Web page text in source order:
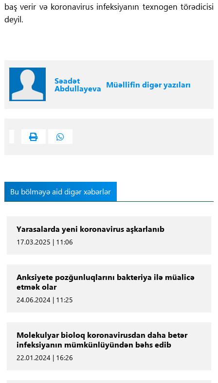
baş verir və koronavirus infeksiyanın texnogen törədicisi
deyil.
Səadət
Abdullayeva Müəllifin digər yazıları
Bu bölməyə aid digər xəbərlər
Yarasalarda yeni koronavirus aşkarlanıb
17.03.2025 | 11:06
Anksiyete pozğunluqlarını bakteriya ilə müalicə
etmək olar
24.06.2024 | 11:25
Molekulyar bioloq koronavirusdan daha betər
infeksiyanın mümkünlüyündən bəhs edib
22.01.2024 | 16:26